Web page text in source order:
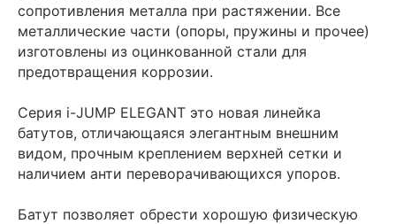
сопротивления металла при растяжении. Все
металлические части (опоры, пружины и прочее)
изготовлены из оцинкованной стали для
предотвращения коррозии.
Серия i-JUMP ELEGANT это новая линейка
батутов, отличающаяся элегантным внешним
видом, прочным креплением верхней сетки и
наличием анти переворачивающихся упоров.
Батут позволяет обрести хорошую физическую